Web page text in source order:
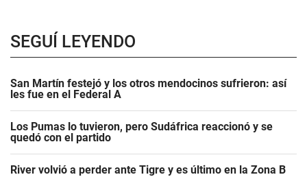
SEGUÍ LEYENDO
San Martín festejó y los otros mendocinos sufrieron: así
les fue en el Federal A
Los Pumas lo tuvieron, pero Sudáfrica reaccionó y se
quedó con el partido
River volvió a perder ante Tigre y es último en la Zona B